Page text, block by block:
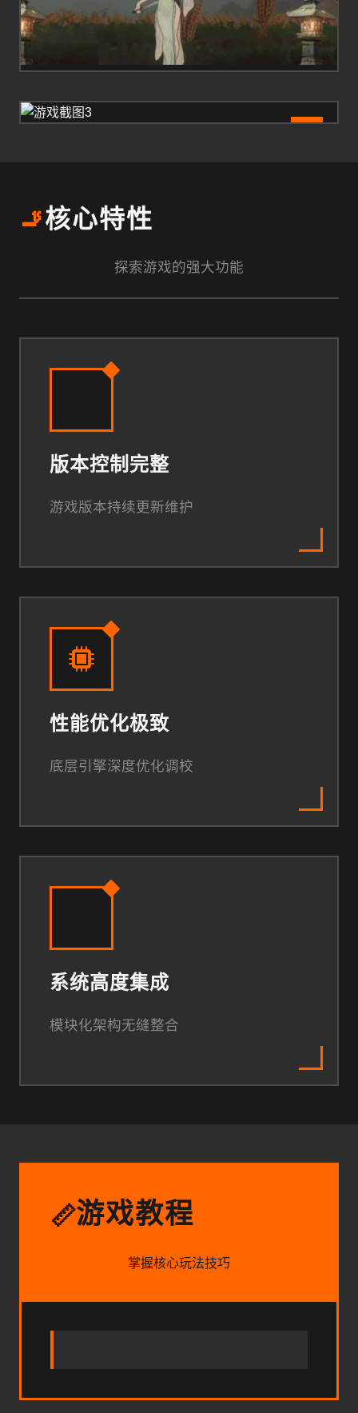
🚬核心特性
探索游戏的强大功能
版本控制完整
游戏版本持续更新维护
性能优化极致
底层引擎深度优化调校
系统高度集成
模块化架构无缝整合
📏游戏教程
掌握核心玩法技巧